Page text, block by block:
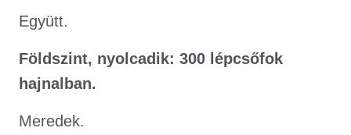
Együtt.
Földszint, nyolcadik: 300 lépcsőfok
hajnalban.
Meredek.